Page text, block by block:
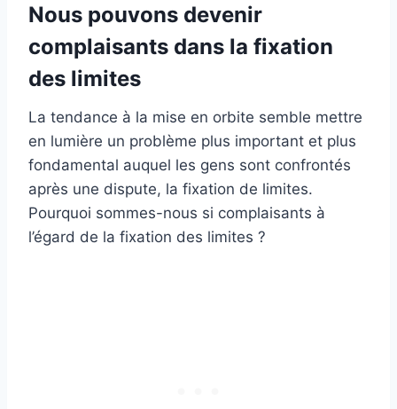
Nous pouvons devenir
complaisants dans la fixation
des limites
La tendance à la mise en orbite semble mettre
en lumière un problème plus important et plus
fondamental auquel les gens sont confrontés
après une dispute, la fixation de limites.
Pourquoi sommes-nous si complaisants à
l’égard de la fixation des limites ?